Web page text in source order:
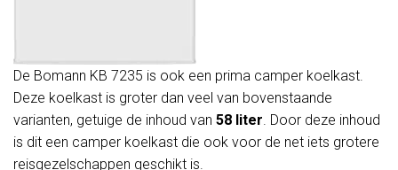
De Bomann KB 7235 is ook een prima camper koelkast.
Deze koelkast is groter dan veel van bovenstaande
varianten, getuige de inhoud van 58 liter. Door deze inhoud
is dit een camper koelkast die ook voor de net iets grotere
reisgezelschappen geschikt is.